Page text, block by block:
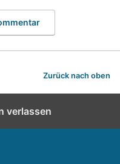
Zurück nach oben
verlassen